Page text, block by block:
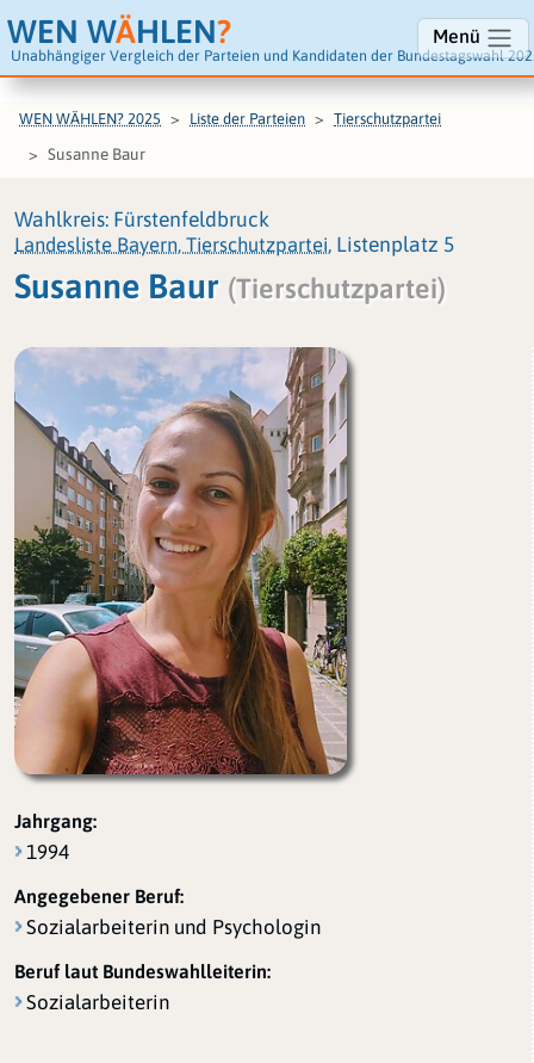
WEN WÄHLEN?
Unabhängiger Vergleich der Parteien und Kandidaten der Bundestagswahl
Menü
WEN WÄHLEN? 2025 Liste der Parteien Tierschutzpartei
Susanne Baur
Wahlkreis: Fürstenfeldbruck
Landesliste Bayern, Tierschutzpartei, Listenplatz 5
Susanne Baur (Tierschutzpartei)
Jahrgang:
1994
Angegebener Beruf:
Sozialarbeiterin und Psychologin
Beruf laut Bundeswahlleiterin:
Sozialarbeiterin